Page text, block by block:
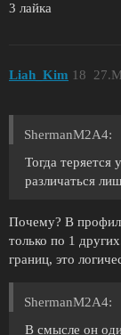
3 лайка
Liah_Kim 18
ShermanM2A4:
Тогда теряется
различаться
Почему? В
только по 1
границ, это
ShermanM2A4:
В смысле он